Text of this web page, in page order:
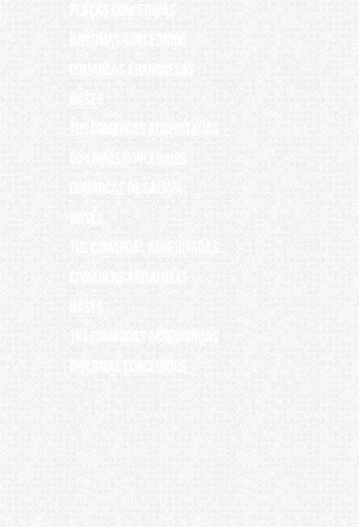
Placas concedidas
DIPLOMAS CONCEDIDOS
COMARCAS ARAGONESAS
Bases
Tus comarcas acreditadas
DIPLOMAS CONCEDIDOS
COMARCAS DE GALICIA
Bases
Tus comarcas acreditadas
COMARCAS ANDALUZAS
Bases
Tus comarcas acreditadas
DIPLOMAS CONCEDIDOS